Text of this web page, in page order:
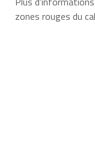
zones rouges du